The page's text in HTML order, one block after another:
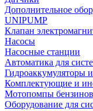
Дополнительное
UNIPUMP
Клапан
Насосы
Насосные станции
Автоматика для
Гидроаккумуляторы
Комплектующие и
Мотопомпы
Оборудование для